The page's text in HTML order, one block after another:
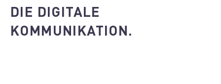
DIE DIGITALE
KOMMUNIKATION.